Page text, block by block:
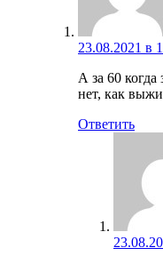
23.08.2021 в
А за 60 когда
нет, как
Ответить